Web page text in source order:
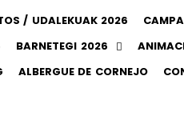
/ UDALEKUAK 2026
BARNETEGI 2026
ALBERGUE DE CORNEJO